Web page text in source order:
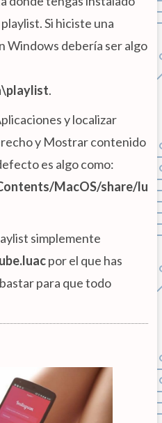
Si hiciste una
Windows debería ser algo
.
y localizar
y Mostrar contenido
es algo como:
MacOS/share/lu
simplemente
por el que has
para que todo